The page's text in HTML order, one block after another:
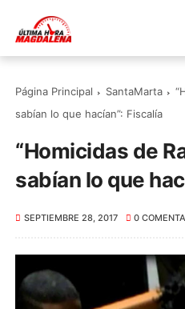
Página Principal SantaMarta
sabían lo que hacían”: Fiscalía
“Homicidas de
sabían lo que
SEPTIEMBRE 28, 2017 0